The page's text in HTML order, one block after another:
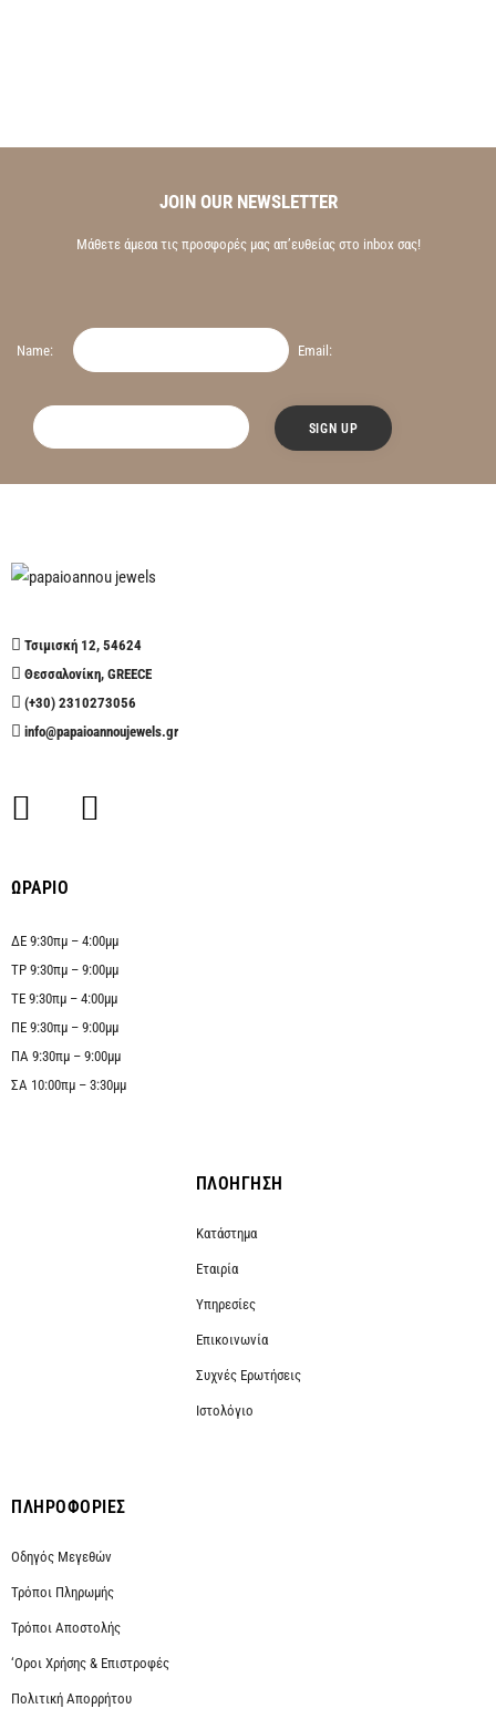
JOIN OUR NEWSLETTER
Μάθετε άμεσα τις προσφορές μας απ’ευθείας στο inbox σας!
Name: Email:
Τσιμισκή 12, 54624
Θεσσαλονίκη, GREECE
(+30) 2310273056
info@papaioannoujewels.gr
ΩΡΑΡΙΟ
ΔΕ 9:30πμ – 4:00μμ
ΤΡ 9:30πμ – 9:00μμ
ΤΕ 9:30πμ – 4:00μμ
ΠΕ 9:30πμ – 9:00μμ
ΠΑ 9:30πμ – 9:00μμ
ΣΑ 10:00πμ – 3:30μμ
ΠΛΟΗΓΗΣΗ
Κατάστημα
Εταιρία
Υπηρεσίες
Επικοινωνία
Συχνές Ερωτήσεις
Ιστολόγιο
ΠΛΗΡΟΦΟΡΙΕΣ
Οδηγός Μεγεθών
Τρόποι Πληρωμής
Τρόποι Αποστολής
‘Οροι Χρήσης & Επιστροφές
Πολιτική Απορρήτου